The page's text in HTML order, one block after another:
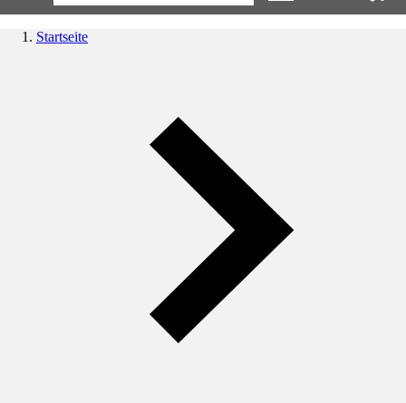
Startseite